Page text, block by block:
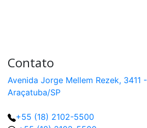
Contato
Avenida Jorge Mellem Rezek, 3411
Araçatuba/SP
+55 (18) 2102-5500